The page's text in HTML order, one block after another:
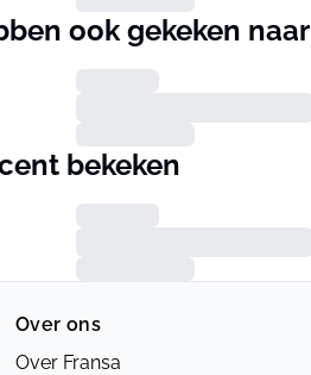
ook gekeken naar
bekeken
Over ons
Over Fransa